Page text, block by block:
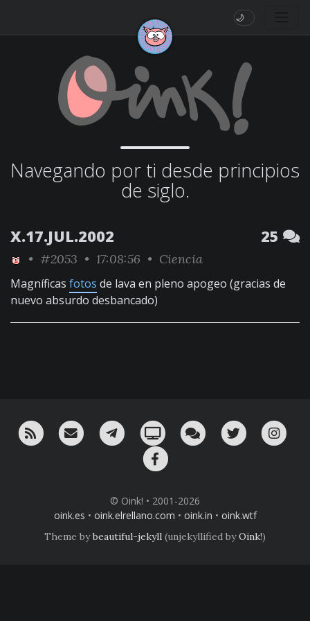
🌙
Navegando por ti desde principios
de siglo.
X.17.JUL.2002 25
• #2053 • 17:08:56 • Ciencia
Magníficas fotos de lava en pleno apogeo (gracias de
nuevo absurdo desbancado)
RSS ¡Mándame un email!¡Nuestro canal en Telegram!
Oink! TV Charla con nosotros
Twitter
© Oink! • 2001-2026
oink.es • oink.elrellano.com • oink.in • oink.wtf
Theme bybeautiful-jekyll (unjekyllified byOink!)